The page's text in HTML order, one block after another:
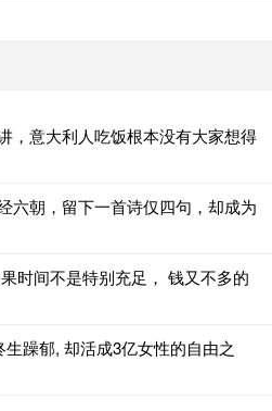
，意大利人吃饭根本没有大家想得
六朝，留下一首诗仅四句，却成为
时间不是特别充足， 钱又不多的
躁郁, 却活成3亿女性的自由之